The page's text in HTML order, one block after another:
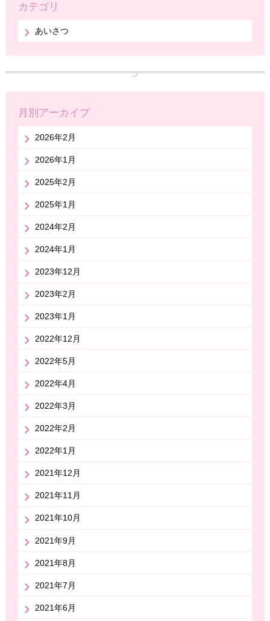
カテゴリ
あいさつ
月別アーカイブ
2026年2月
2026年1月
2025年2月
2025年1月
2024年2月
2024年1月
2023年12月
2023年2月
2023年1月
2022年12月
2022年5月
2022年4月
2022年3月
2022年2月
2022年1月
2021年12月
2021年11月
2021年10月
2021年9月
2021年8月
2021年7月
2021年6月